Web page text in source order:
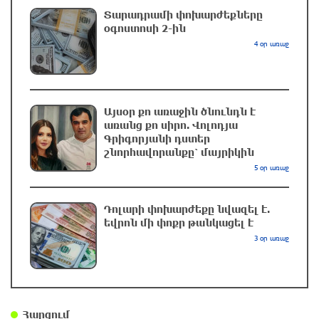
Մեսսին դուբլի հեղինակ է դարձել «Ինտեր
Մայամիի» կազմում
մեկ ժամ առաջ
ՖԻՖԱ-ն աջակցել է Ինֆանտինոյին, աշխարհի
այլեւս չկա
Հայաստանը 320 մլն դոլարի նոր վարկեր
կվերցնի
մեկ ժամ առաջ
Հայաստանում պատրաստի մետաղական
արտադրանքի ներմուծման համար 6 ամսով
Տարադրամի փոխարժեքները
օգոստոսի 2-ին
4 օր առաջ
Այսօր քո առաջին ծնունդն է
առանց քո սիրո. Վոլոդյա
Գրիգորյանի դստեր
շնորհավորանքը՝ մայրիկին
5 օր առաջ
Դոլարի փոխարժեքը նվազել է.
եվրոն մի փոքր թանկացել է
3 օր առաջ
Հարցում